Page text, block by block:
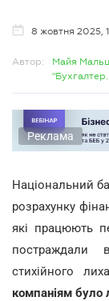
8 жовтня 2025,
Автор:
Майя
Реклама
Національний
розрахунку
які працюють
постраждали
стихійного
компаніям було